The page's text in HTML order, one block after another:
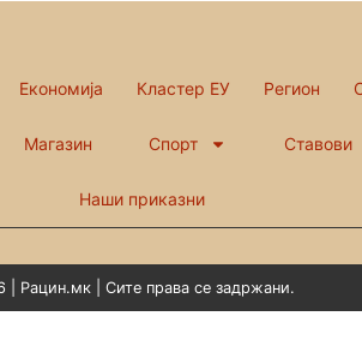
Економија Кластер ЕУ Регион
Магазин Спорт Ставови
Наши приказни
| Рацин.мк | Сите права се задржани.